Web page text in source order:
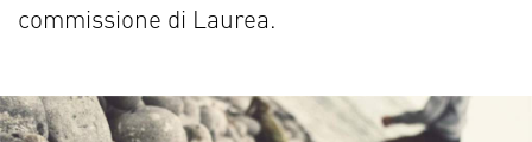
commissione di Laurea.